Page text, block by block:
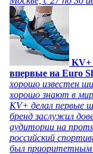
KV+
впервые на Euro
хорошо известен
хорошо знают в
KV+ делал первые
бренд заслужил
аудитории на
российский
был приоритетным